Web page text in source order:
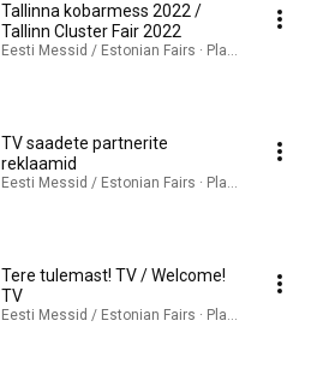
Tallinna kobarmess 2022 /
Tallinn Cluster Fair 2022
Eesti Messid / Estonian Fairs · Playlist
TV saadete partnerite
reklaamid
Eesti Messid / Estonian Fairs · Playlist
Tere tulemast! TV / Welcome!
TV
Eesti Messid / Estonian Fairs · Playlist